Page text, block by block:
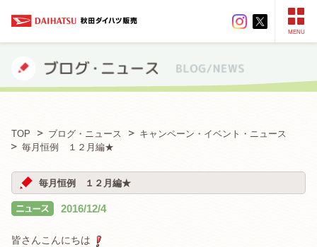
MENU
TOP ブログ・ニュース
キャンペーン・イベント・ニュース
毎月恒例 １２月編★
毎月恒例 １２月編★
2016/12/4
皆さんこんにちは